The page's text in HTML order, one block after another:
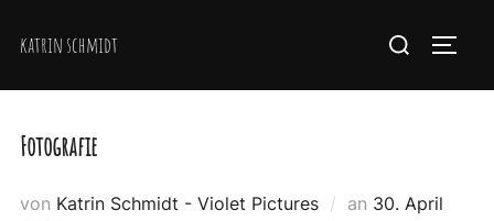
Inhaltkatrin schmidt
Suchen
Fotografie
von Katrin Schmidt - Violet Pictures an Veröffentlicht
30. April